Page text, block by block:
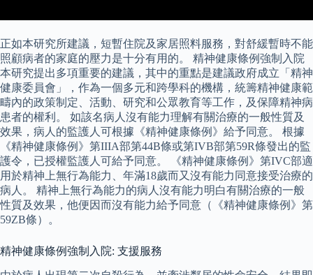
正如本研究所建議，短暫住院及家居照料服務，對舒緩暫時不能
照顧病者的家庭的壓力是十分有用的。 精神健康條例強制入院
本研究提出多項重要的建議，其中的重點是建議政府成立「精神
健康委員會」，作為一個多元和跨學科的機構，統籌精神健康範
疇內的政策制定、活動、研究和公眾教育等工作，及保障精神病
患者的權利。 如該名病人沒有能力理解有關治療的一般性質及
效果，病人的監護人可根據《精神健康條例》給予同意。 根據
《精神健康條例》第IIIA部第44B條或第IVB部第59R條發出的監
護令，已授權監護人可給予同意。 《精神健康條例》第IVC部適
用於精神上無行為能力、年滿18歲而又沒有能力同意接受治療的
病人。 精神上無行為能力的病人沒有能力明白有關治療的一般
性質及效果，他便因而沒有能力給予同意（《精神健康條例》第
59ZB條）。
精神健康條例強制入院: 支援服務